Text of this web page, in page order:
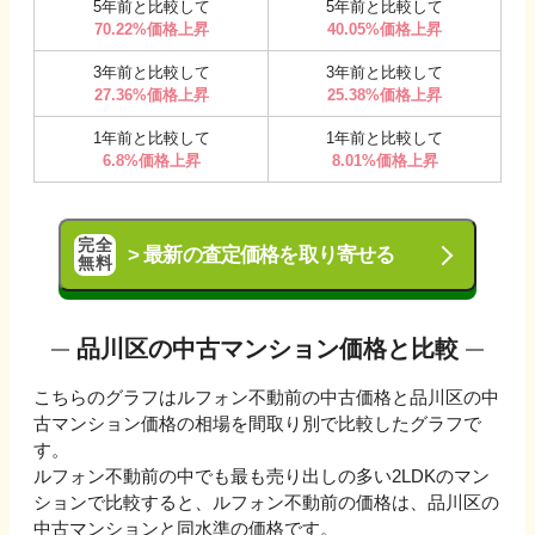
5年前と比較して
70.22%価格上昇
5年前と比較して
40.05%価格上昇
3年前と比較して
27.36%価格上昇
3年前と比較して
25.38%価格上昇
1 年前と比較して
6.8%価格上昇
1 年前と比較して
8.01%価格上昇
完全
無料
>最新の査定価格を取り寄せる
品川区の中古マンション価格と比較
こちらのグラフはルフォン不動前の中古価格と品川区の中
古マンション価格の相場を間取り別で比較したグラフで
す。
ルフォン不動前の中でも最も売り出しの多い2LDKのマン
ションで比較すると、ルフォン不動前の価格は、品川区の
中古マンションと同水準の価格です。